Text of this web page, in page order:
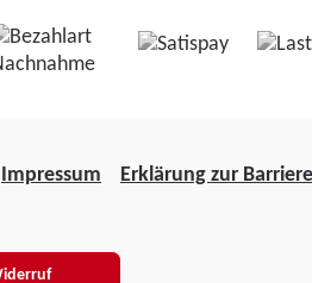
Impressum Erklärung zur